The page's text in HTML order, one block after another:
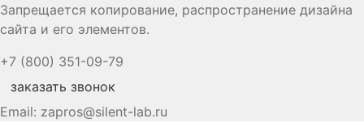
Запрещается копирование, распространение дизайна
сайта и его элементов.
+7 (800) 351-09-79
заказать звонок
Email: zapros@silent-lab.ru